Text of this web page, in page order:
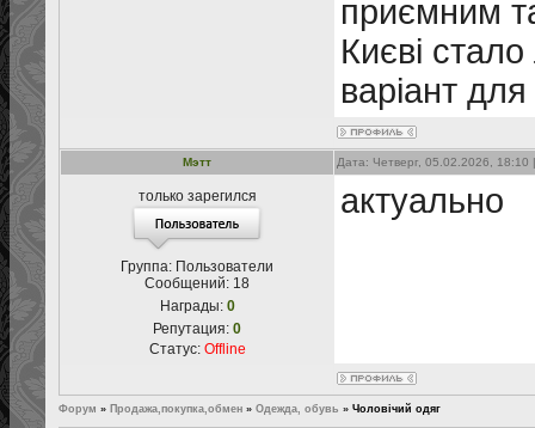
приємним
Києві
варіант
Мэтт Дата: Четверг, 05.02.2026,
только зарегился
Группа: Пользователи
Сообщений: 18
Награды: 0
Репутация: 0
Статус: Offline
актуально
Форум » Продажа,покупка,обмен » Одежда, обувь » Чоловічий одяг